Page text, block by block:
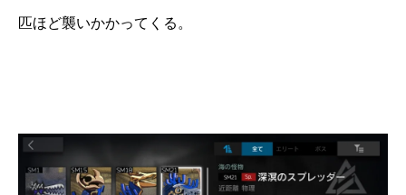
匹ほど襲いかかってくる。